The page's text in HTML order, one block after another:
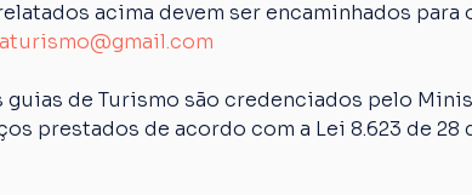
acima devem ser encaminhados para
guias de Turismo são credenciados pelo
prestados de acordo com a Lei 8.623 de 28